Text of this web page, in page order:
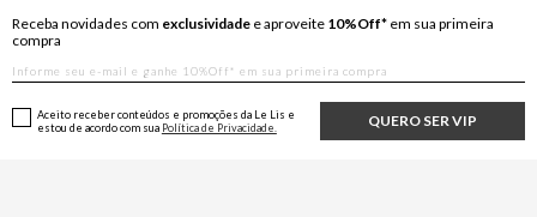
Receba novidades com exclusividade e aproveite 10%Off* em sua primeira
compra
QUERO SER VIP
Aceito receber conteúdos e promoções da Le Lis e
estou de acordo com sua Política de Privacidade.